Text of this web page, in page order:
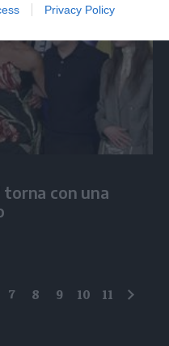
Privacy Policy
torna con una
7 8 9 10 11